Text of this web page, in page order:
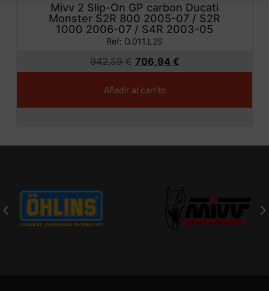
Mivv 2 Slip-On GP carbon Ducati
Monster S2R 800 2005-07 / S2R
1000 2006-07 / S4R 2003-05
Ref: D.011.L2S
942,59€ 706,94 €
Añadir al carrito